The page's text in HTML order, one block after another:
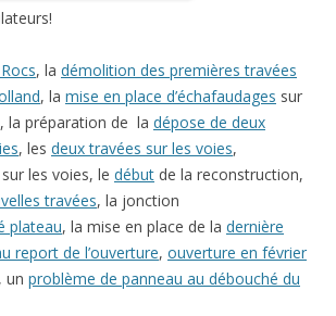
, la démolition des premières travées
, la mise en place d’échafaudages sur
la préparation de la dépose de deux
, les deux travées sur les voies,
sur les voies, le début de la reconstruction,
travées, la jonction
plateau, la mise en place de la dernière
report de l’ouverture, ouverture en février
, un problème de panneau au débouché du